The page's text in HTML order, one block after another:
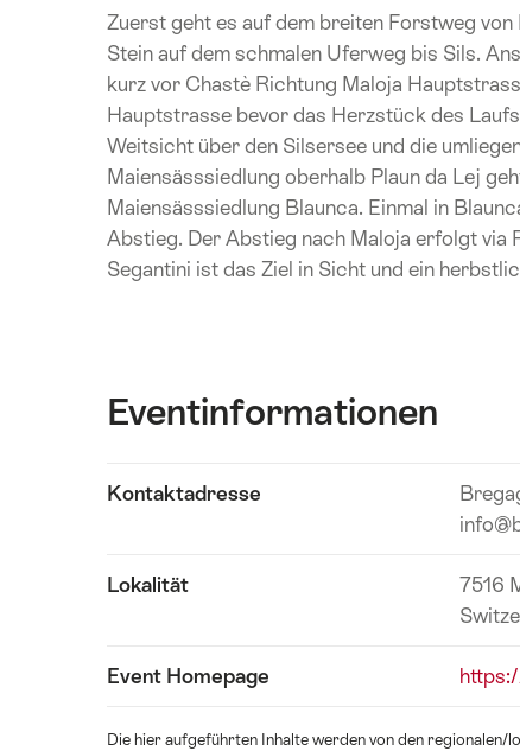
Zuerst geht es auf dem breiten Forstweg
Stein auf dem schmalen Uferweg bis Sils.
kurz vor Chastè Richtung Maloja
Hauptstrasse bevor das Herzstück des
Weitsicht über den Silsersee und die
Maiensässsiedlung oberhalb Plaun da Lej
Maiensässsiedlung Blaunca. Einmal in
Abstieg. Der Abstieg nach Maloja erfolgt via
Segantini ist das Ziel in Sicht und ein
Eventinformationen
Eventinformationen
anzeigen
Kontaktadresse
Lokalität
7516
Event Homepage
Die hier aufgeführten Inhalte werden von den